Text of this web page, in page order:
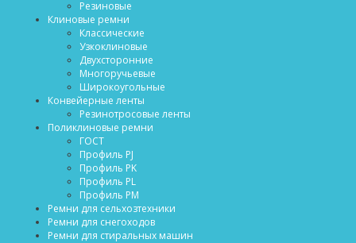
Резиновые
Клиновые ремни
Классические
Узкоклиновые
Двухсторонние
Многоручьевые
Широкоугольные
Конвейерные ленты
Резинотросовые ленты
Поликлиновые ремни
ГОСТ
Профиль PJ
Профиль PK
Профиль PL
Профиль PM
Ремни для сельхозтехники
Ремни для снегоходов
Ремни для стиральных машин